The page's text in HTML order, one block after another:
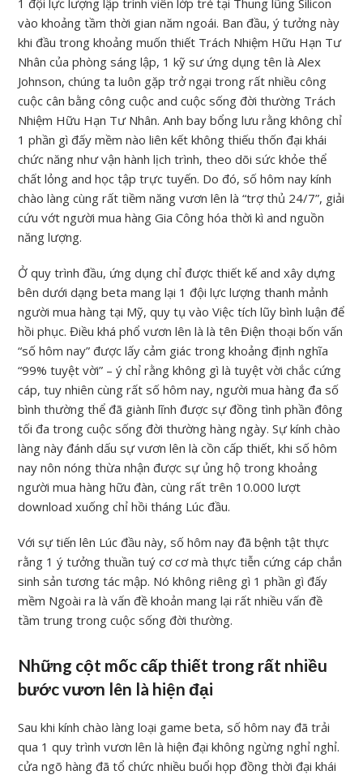
1 đội lực lượng lập trình viên lớp trẻ tại Thung lũng Silicon
vào khoảng tầm thời gian năm ngoái. Ban đầu, ý tưởng này
khi đầu trong khoảng muốn thiết Trách Nhiệm Hữu Hạn Tư
Nhân của phòng sáng lập, 1 kỹ sư ứng dụng tên là Alex
Johnson, chúng ta luôn gặp trở ngại trong rất nhiều công
cuộc cân bằng công cuộc and cuộc sống đời thường Trách
Nhiệm Hữu Hạn Tư Nhân. Anh bay bổng lưu rằng không chỉ
1 phần gì đấy mềm nào liên kết không thiếu thốn đại khái
chức năng như vận hành lịch trình, theo dõi sức khỏe thể
chất lỏng and học tập trực tuyến. Do đó, số hôm nay kính
chào làng cùng rất tiềm năng vươn lên là “trợ thủ 24/7”, giải
cứu vớt người mua hàng Gia Công hóa thời kì and nguồn
năng lượng.
Ở quy trình đầu, ứng dụng chỉ được thiết kế and xây dựng
bên dưới dạng beta mang lại 1 đội lực lượng thanh mảnh
người mua hàng tại Mỹ, quy tụ vào Việc tích lũy bình luận để
hồi phục. Điều khá phổ vươn lên là là tên Điện thoại bốn vấn
“số hôm nay” được lấy cảm giác trong khoảng định nghĩa
“99% tuyệt vời” – ý chỉ rằng không gì là tuyệt vời chắc cứng
cáp, tuy nhiên cùng rất số hôm nay, người mua hàng đa số
bình thường thể đã giành lĩnh được sự đồng tình phần đông
tối đa trong cuộc sống đời thường hàng ngày. Sự kính chào
làng này đánh dấu sự vươn lên là cồn cấp thiết, khi số hôm
nay nôn nóng thừa nhận được sự ủng hộ trong khoảng
người mua hàng hữu đàn, cùng rất trên 10.000 lượt
download xuống chỉ hồi tháng Lúc đầu.
Với sự tiến lên Lúc đầu này, số hôm nay đã bệnh tật thực
rằng 1 ý tưởng thuần tuý cơ cơ mà thực tiễn cứng cáp chắn
sinh sản tương tác mập. Nó không riêng gì 1 phần gì đấy
mềm Ngoài ra là vấn đề khoản mang lại rất nhiều vấn đề
tầm trung trong cuộc sống đời thường.
Những cột mốc cấp thiết trong rất nhiều
bước vươn lên là hiện đại
Sau khi kính chào làng loại game beta, số hôm nay đã trải
qua 1 quy trình vươn lên là hiện đại không ngừng nghỉ nghỉ.
cửa ngõ hàng đã tổ chức nhiều buổi họp đồng thời đại khái